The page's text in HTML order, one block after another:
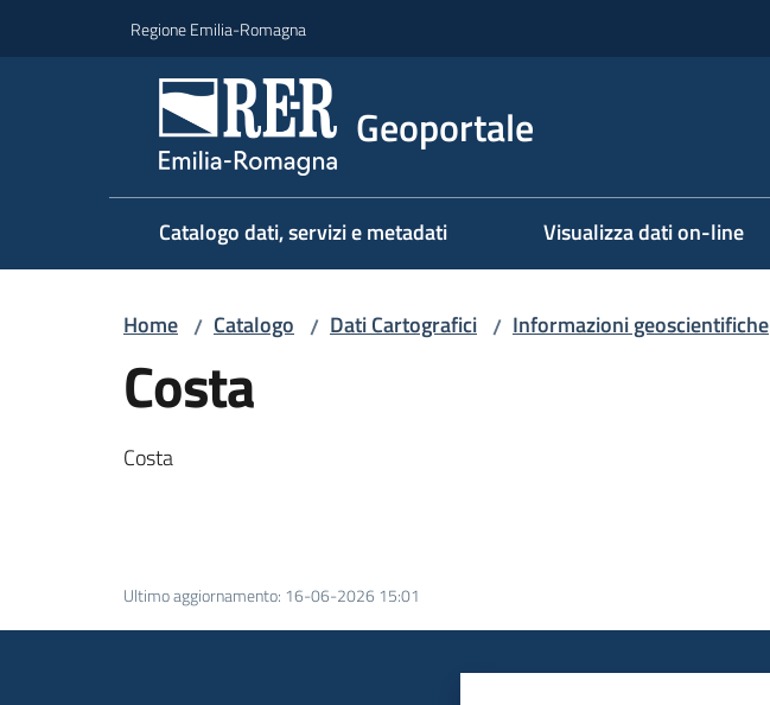
Regione Emilia-Romagna
Geoportale
Catalogo dati, servizi e metadati Visualizza dati on-line
Home / Catalogo / Dati Cartografici / Informazioni geoscientifiche
Costa
Costa
Ultimo aggiornamento: 16-06-2026 15:01